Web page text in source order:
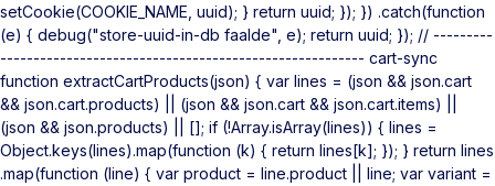
setCookie(COOKIE_NAME, uuid); } return uuid; }); }) .catch(function
(e) { debug("store-uuid-in-db faalde", e); return uuid; }); // ---------
------------------------------------------------------- cart-sync
function extractCartProducts(json) { var lines = (json && json.cart
&& json.cart.products) || (json && json.cart && json.cart.items) ||
(json && json.products) || []; if (!Array.isArray(lines)) { lines =
Object.keys(lines).map(function (k) { return lines[k]; }); } return lines
.map(function (line) { var product = line.product || line; var variant =